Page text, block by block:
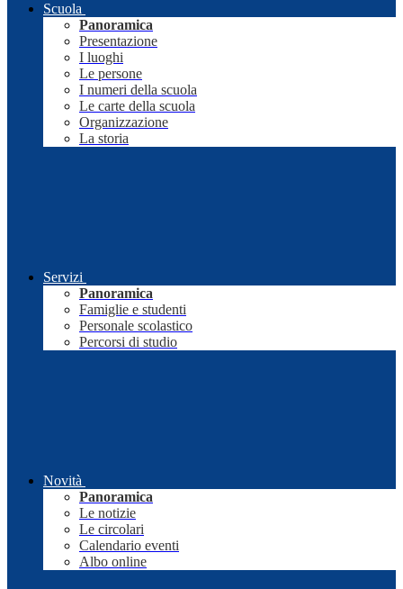
Scuola
Panoramica
Presentazione
I luoghi
Le persone
I numeri della scuola
Le carte della scuola
Organizzazione
La storia
Servizi
Panoramica
Famiglie e studenti
Personale scolastico
Percorsi di studio
Novità
Panoramica
Le notizie
Le circolari
Calendario eventi
Albo online